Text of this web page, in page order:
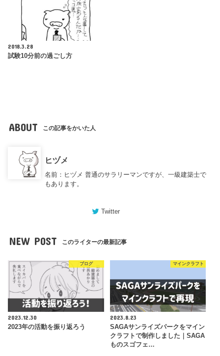
2018.3.28
試験10分前の過ごし方
ABOUT この記事をかいた人
ヒヅメ
名前：ヒヅメ 普通のサラリーマンですが、一級建築士で
もあります。
Twitter
NEW POST このライターの最新記事
ブログ
2023.12.30
2023年の活動を振り返ろう
マインクラフト
2023.8.23
SAGAサンライズパークをマイン
クラフトで制作しました｜SAGA
ものスゴフェ…